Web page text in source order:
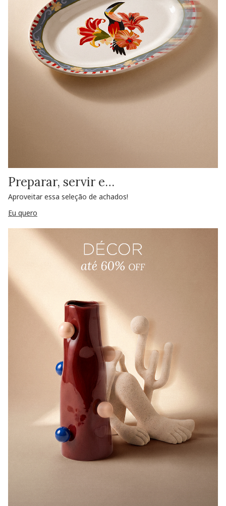
Preparar, servir e…
Aproveitar essa seleção de achados!
Eu quero